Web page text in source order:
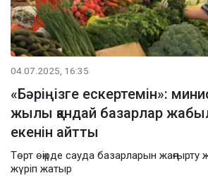
04.07.2025, 16:35
«Бәріңізге ескертемін»:
жылы қандай базарлар
екенін айтты
Төрт өңірде сауда базарларын
жүріп жатыр